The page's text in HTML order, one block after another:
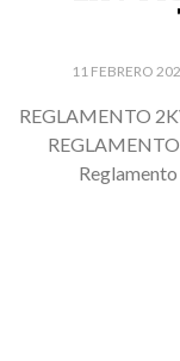
11 FEBRERO
REGLAMENTO